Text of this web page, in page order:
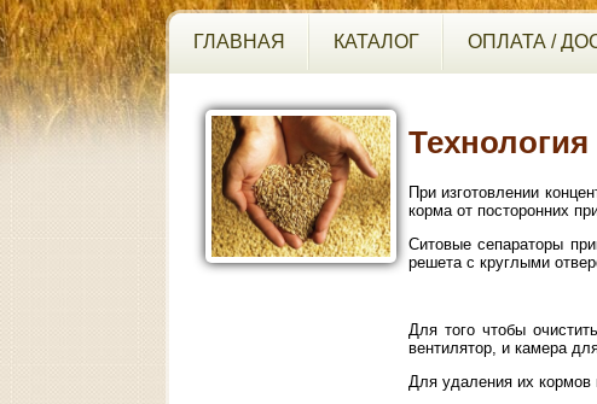
ГЛАВНАЯ КАТАЛОГ ОПЛАТА /
При изготовлении
корма от посторонних
Ситовые сепараторы
решета с круглыми
Для того чтобы
вентилятор, и камера
Для удаления их кормов